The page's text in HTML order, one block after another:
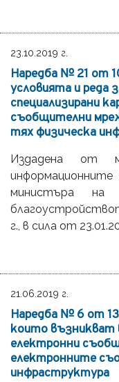
23.10.2019 г.
Наредба № 21 от
условията и реда
специализирани
съобщителни
тях физическа
Издадена от
министъра на
г., в сила от
21.06.2019 г.
Наредба № 6 от
които възникват
електронни
електронните
инфраструктура